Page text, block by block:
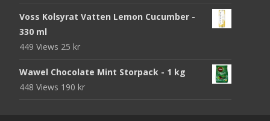
Voss Kolsyrat Vatten Lemon Cucumber -
330 ml
449 Views 25 kr
Wawel Chocolate Mint Storpack - 1 kg
448 Views 190 kr